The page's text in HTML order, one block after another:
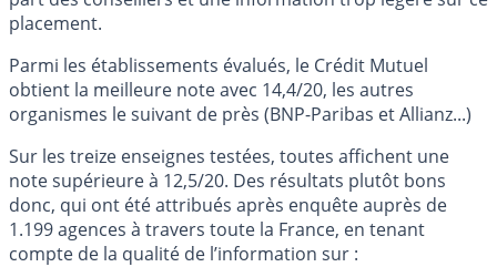
placement.
Parmi les établissements évalués, le Crédit Mutuel
obtient la meilleure note avec 14,4/20, les autres
organismes le suivant de près (BNP-Paribas et Allianz...)
Sur les treize enseignes testées, toutes affichent une
note supérieure à 12,5/20. Des résultats plutôt bons
donc, qui ont été attribués après enquête auprès de
1.199 agences à travers toute la France, en tenant
compte de la qualité de l’information sur :